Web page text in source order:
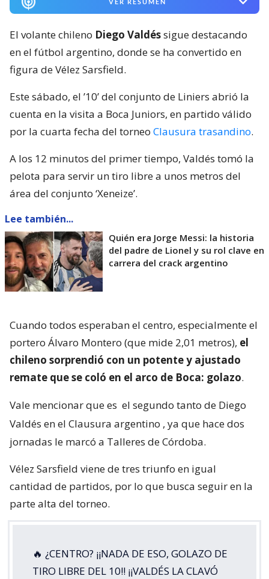
VER RESUMEN
El volante chileno Diego Valdéssigue destacando
en el fútbol argentino, donde se ha convertido en
figura de Vélez Sarsfield.
Este sábado, el ’10’ del conjunto de Liniers abrió la
cuenta en la visita a Boca Juniors, en partido válido
por la cuarta fecha del torneo Clausura trasandino.
A los 12 minutos del primer tiempo, Valdés tomó la
pelota para servir un tiro libre a unos metros del
área del conjunto ‘Xeneize’.
Lee también...
Quién era Jorge Messi: la historia
del padre de Lionel y su rol clave en
carrera del crack argentino
Cuando todos esperaban el centro, especialmente el
portero Álvaro Montero (que mide 2,01 metros), el
chileno sorprendió con un potente y ajustado
remate que se coló en el arco de Boca: golazo.
Vale mencionar que es el segundo tanto de Diego
Valdés en el Clausura argentino , ya que hace dos
jornadas le marcó a Talleres de Córdoba.
Vélez Sarsfield viene de tres triunfo en igual
cantidad de partidos, por lo que busca seguir en la
parte alta del torneo.
🔥 ¿CENTRO? ¡¡NADA DE ESO, GOLAZO DE
TIRO LIBRE DEL 10!! ¡¡VALDÉS LA CLAVÓ